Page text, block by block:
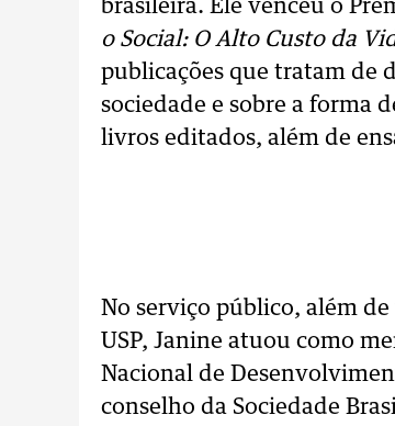
brasileira. Ele venceu o
o Social: O Alto Custo da
publicações que tratam de
sociedade e sobre a forma
livros editados, além de
No serviço público, além
USP, Janine atuou como
Nacional de
conselho da Sociedade